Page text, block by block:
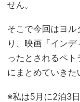
せん。
そこで今回はヨ
り、映画「イン
ったとされるペ
にまとめていきた
※私は5月に2泊3